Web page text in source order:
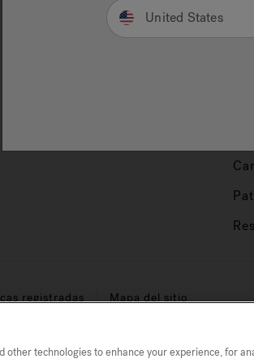
Propietarios
registradas Mapa del sitio
United States
other technologies to enhance your experience, for